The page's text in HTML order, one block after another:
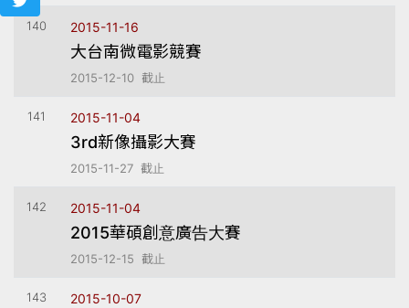
140 2015-11-16
大台南微電影競賽
2015-12-10 截止
141 2015-11-04
3rd新像攝影大賽
2015-11-27 截止
142 2015-11-04
2015華碩創意廣告大賽
2015-12-15 截止
143 2015-10-07